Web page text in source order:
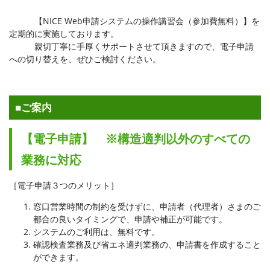
【NICE Web申請システムの操作講習会（参加費無料）】を
定期的に実施しております。
親切丁寧に手厚くサポートさせて頂きますので、電子申請
への切り替えを、ぜひご検討ください。
■ご案内
【電子申請】 ※構造適判以外のすべての
業務に対応
［電子申請３つのメリット］
窓口営業時間の制約を受けずに、申請者（代理者）さまのご
都合の良いタイミングで、申請や補正が可能です。
システムのご利用は、無料です。
確認検査業務及び省エネ適判業務の、申請書を作成すること
ができます。